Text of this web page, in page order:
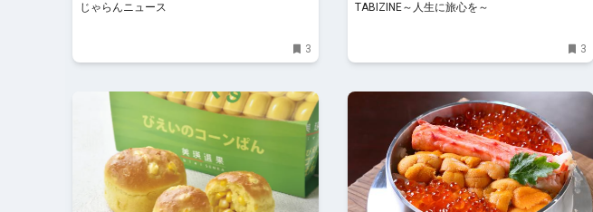
じゃらんニュース
3
TABIZINE～人生に旅心を～
3